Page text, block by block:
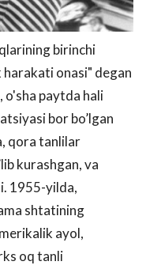
birinchi
onasi" degan
o'sha paytda hali
bor bo’lgan
qora tanlilar
kurashgan, va
1955-yilda,
shtatining
ayol,
oq tanli